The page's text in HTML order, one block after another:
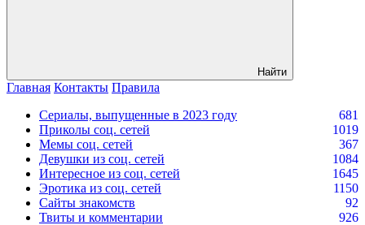
Найти
Главная Контакты Правила
Сериалы, выпущенные в 2023 году
681
Приколы соц. сетей
1019
Мемы соц. сетей
367
Девушки из соц. сетей
1084
Интересное из соц. сетей
1645
Эротика из соц. сетей
1150
Сайты знакомств
92
Твиты и комментарии
926